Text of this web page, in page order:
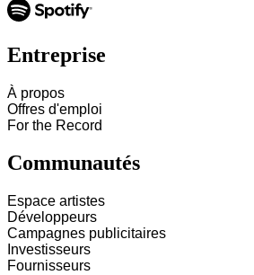
Entreprise
À propos
Offres d'emploi
For the Record
Communautés
Espace artistes
Développeurs
Campagnes publicitaires
Investisseurs
Fournisseurs